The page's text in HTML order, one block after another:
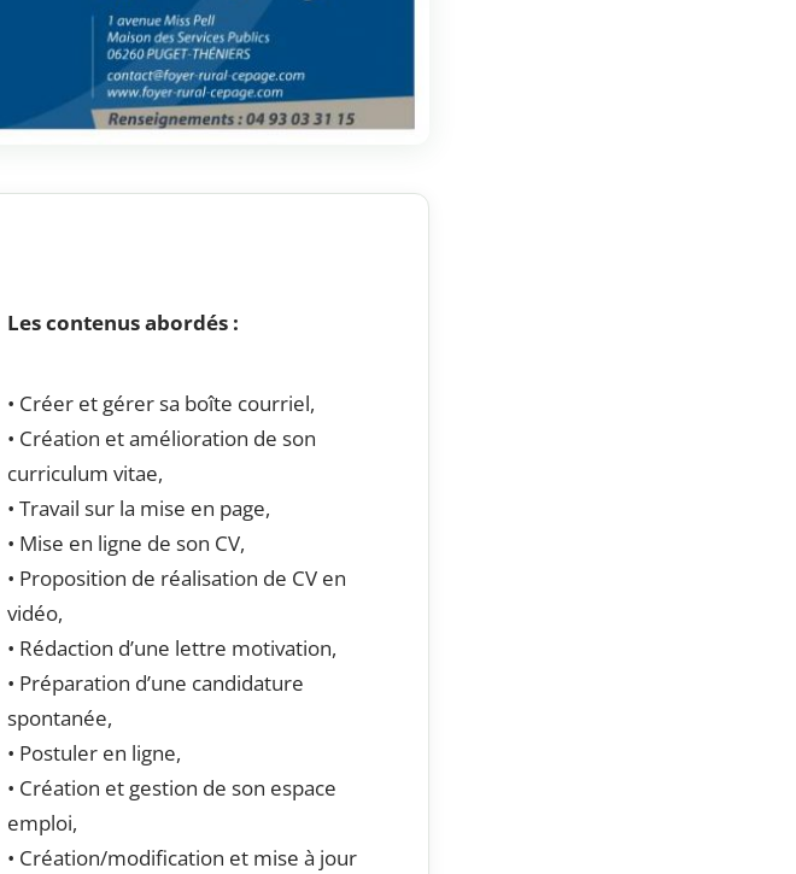
Les contenus abordés :
• Créer et gérer sa boîte courriel,
• Création et amélioration de son
curriculum vitae,
• Travail sur la mise en page,
• Mise en ligne de son CV,
• Proposition de réalisation de CV en
vidéo,
• Rédaction d’une lettre motivation,
• Préparation d’une candidature
spontanée,
• Postuler en ligne,
• Création et gestion de son espace
emploi,
• Création/modification et mise à jour